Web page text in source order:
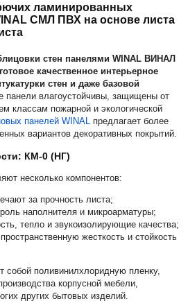
ламинированных
СМЛ ПВХ на основе листа
стен панелями WINAL ВИНАЛ
качественное интерьерное
стен и даже базовой
панели влагоустойчивы, защищены от
классам пожарной и экологической
панелей WINAL
предлагает более
вариантов декоративных покрытий.
КМ-0 (НГ)
несколько компонентов:
за прочность листа;
наполнителя и микроарматуры;
тепло и звукоизолирующие качества;
жесткость и стойкость
собой поливинилхлоридную пленку,
корпусной мебели,
других бытовых изделий.